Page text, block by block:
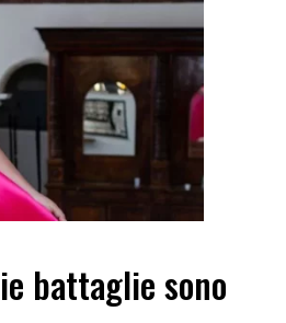
battaglie sono